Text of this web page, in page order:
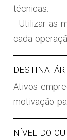
técnicas.
- Utilizar as
cada
Ativos
motivação
NÍVEL DO